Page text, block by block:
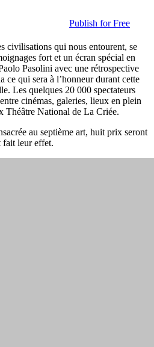
Publish for Free
civilisations qui nous entourent, se
fort et un écran spécial en
Pasolini avec une rétrospective
ce qui sera à l’honneur durant cette
Les quelques 20 000 spectateurs
cinémas, galeries, lieux en plein
Théâtre National de La Criée.
au septième art, huit prix seront
fait leur effet.